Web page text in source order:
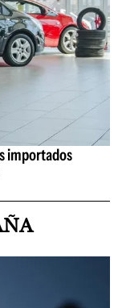
importados